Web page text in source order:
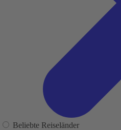
Beliebte Reiseländer